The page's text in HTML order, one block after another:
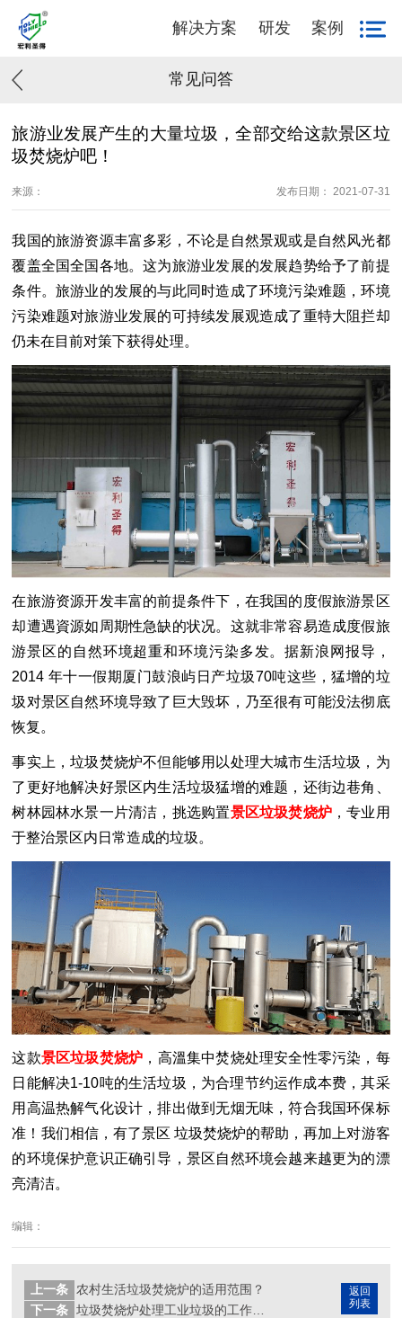
解决方案 研发 案例
常见问答
旅游业发展产生的大量垃圾，全部交给这款景区垃
圾焚烧炉吧！
来源： 发布日期： 2021-07-31
我国的旅游资源丰富多彩，不论是自然景观或是自然风光都
覆盖全国全国各地。这为旅游业发展的发展趋势给予了前提
条件。旅游业的发展的与此同时造成了环境污染难题，环境
污染难题对旅游业发展的可持续发展观造成了重特大阻拦却
仍未在目前对策下获得处理。
在旅游资源开发丰富的前提条件下，在我国的度假旅游景区
却遭遇資源如周期性急缺的状况。这就非常容易造成度假旅
游景区的自然环境超重和环境污染多发。据新浪网报导，
2014 年十一假期厦门鼓浪屿日产垃圾70吨这些，猛增的垃
圾对景区自然环境导致了巨大毁坏，乃至很有可能没法彻底
恢复。
事实上，垃圾焚烧炉不但能够用以处理大城市生活垃圾，为
了更好地解决好景区内生活垃圾猛增的难题，还街边巷角、
树林园林水景一片清洁，挑选购置景区垃圾焚烧炉，专业用
于整治景区内日常造成的垃圾。
这款景区垃圾焚烧炉 ，高溫集中焚烧处理安全性零污染，每
日能解决1-10吨的生活垃圾，为合理节约运作成本费，其采
用高温热解气化设计，排出做到无烟无味，符合我国环保标
准！我们相信，有了景区 垃圾焚烧炉的帮助，再加上对游客
的环境保护意识正确引导，景区自然环境会越来越更为的漂
亮清洁。
编辑：
返回
列表
上一条 农村生活垃圾焚烧炉的适用范围？
下一条